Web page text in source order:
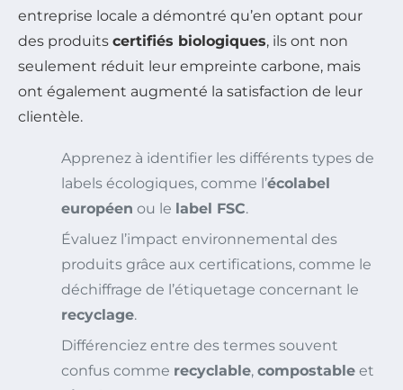
entreprise locale a démontré qu’en optant pour
des produits certifiés biologiques, ils ont non
seulement réduit leur empreinte carbone, mais
ont également augmenté la satisfaction de leur
clientèle.
Apprenez à identifier les différents types de
labels écologiques, comme l’écolabel
européen ou le label FSC.
Évaluez l’impact environnemental des
produits grâce aux certifications, comme le
déchiffrage de l’étiquetage concernant le
recyclage.
Différenciez entre des termes souvent
confus comme recyclable, compostable et